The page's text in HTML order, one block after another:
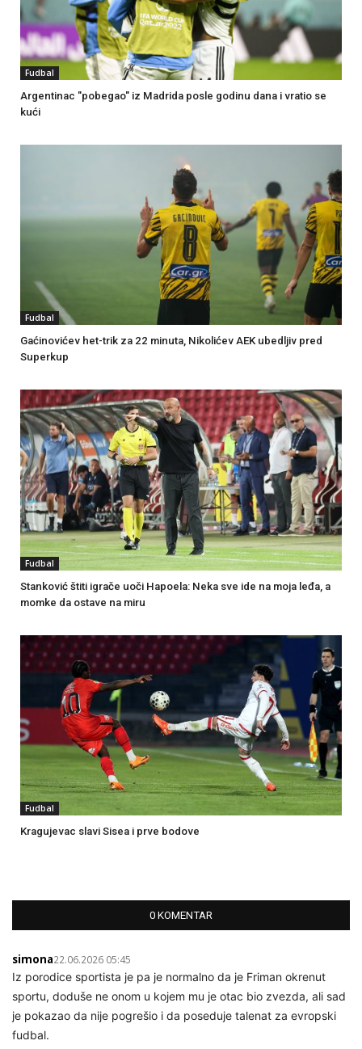
Fudbal
Argentinac "pobegao" iz Madrida posle godinu dana i vratio se
kući
Fudbal
Gaćinovićev het-trik za 22 minuta, Nikolićev AEK ubedljiv pred
Superkup
Fudbal
Stanković štiti igrače uoči Hapoela: Neka sve ide na moja leđa, a
momke da ostave na miru
Fudbal
Kragujevac slavi Sisea i prve bodove
0 KOMENTAR
simona22.06.2026 05:45
Iz porodice sportista je pa je normalno da je Friman okrenut
sportu, doduše ne onom u kojem mu je otac bio zvezda, ali sad
je pokazao da nije pogrešio i da poseduje talenat za evropski
fudbal.